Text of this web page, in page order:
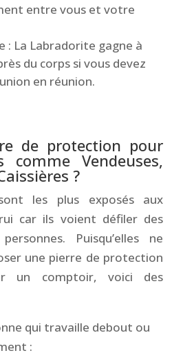
entre vous et votre
: La Labradorite gagne à
du corps si vous devez
en réunion.
de protection pour
comme Vendeuses,
?
les plus exposés aux
car ils voient défiler des
Puisqu’elles ne
une pierre de protection
un comptoir, voici des
qui travaille debout ou
: